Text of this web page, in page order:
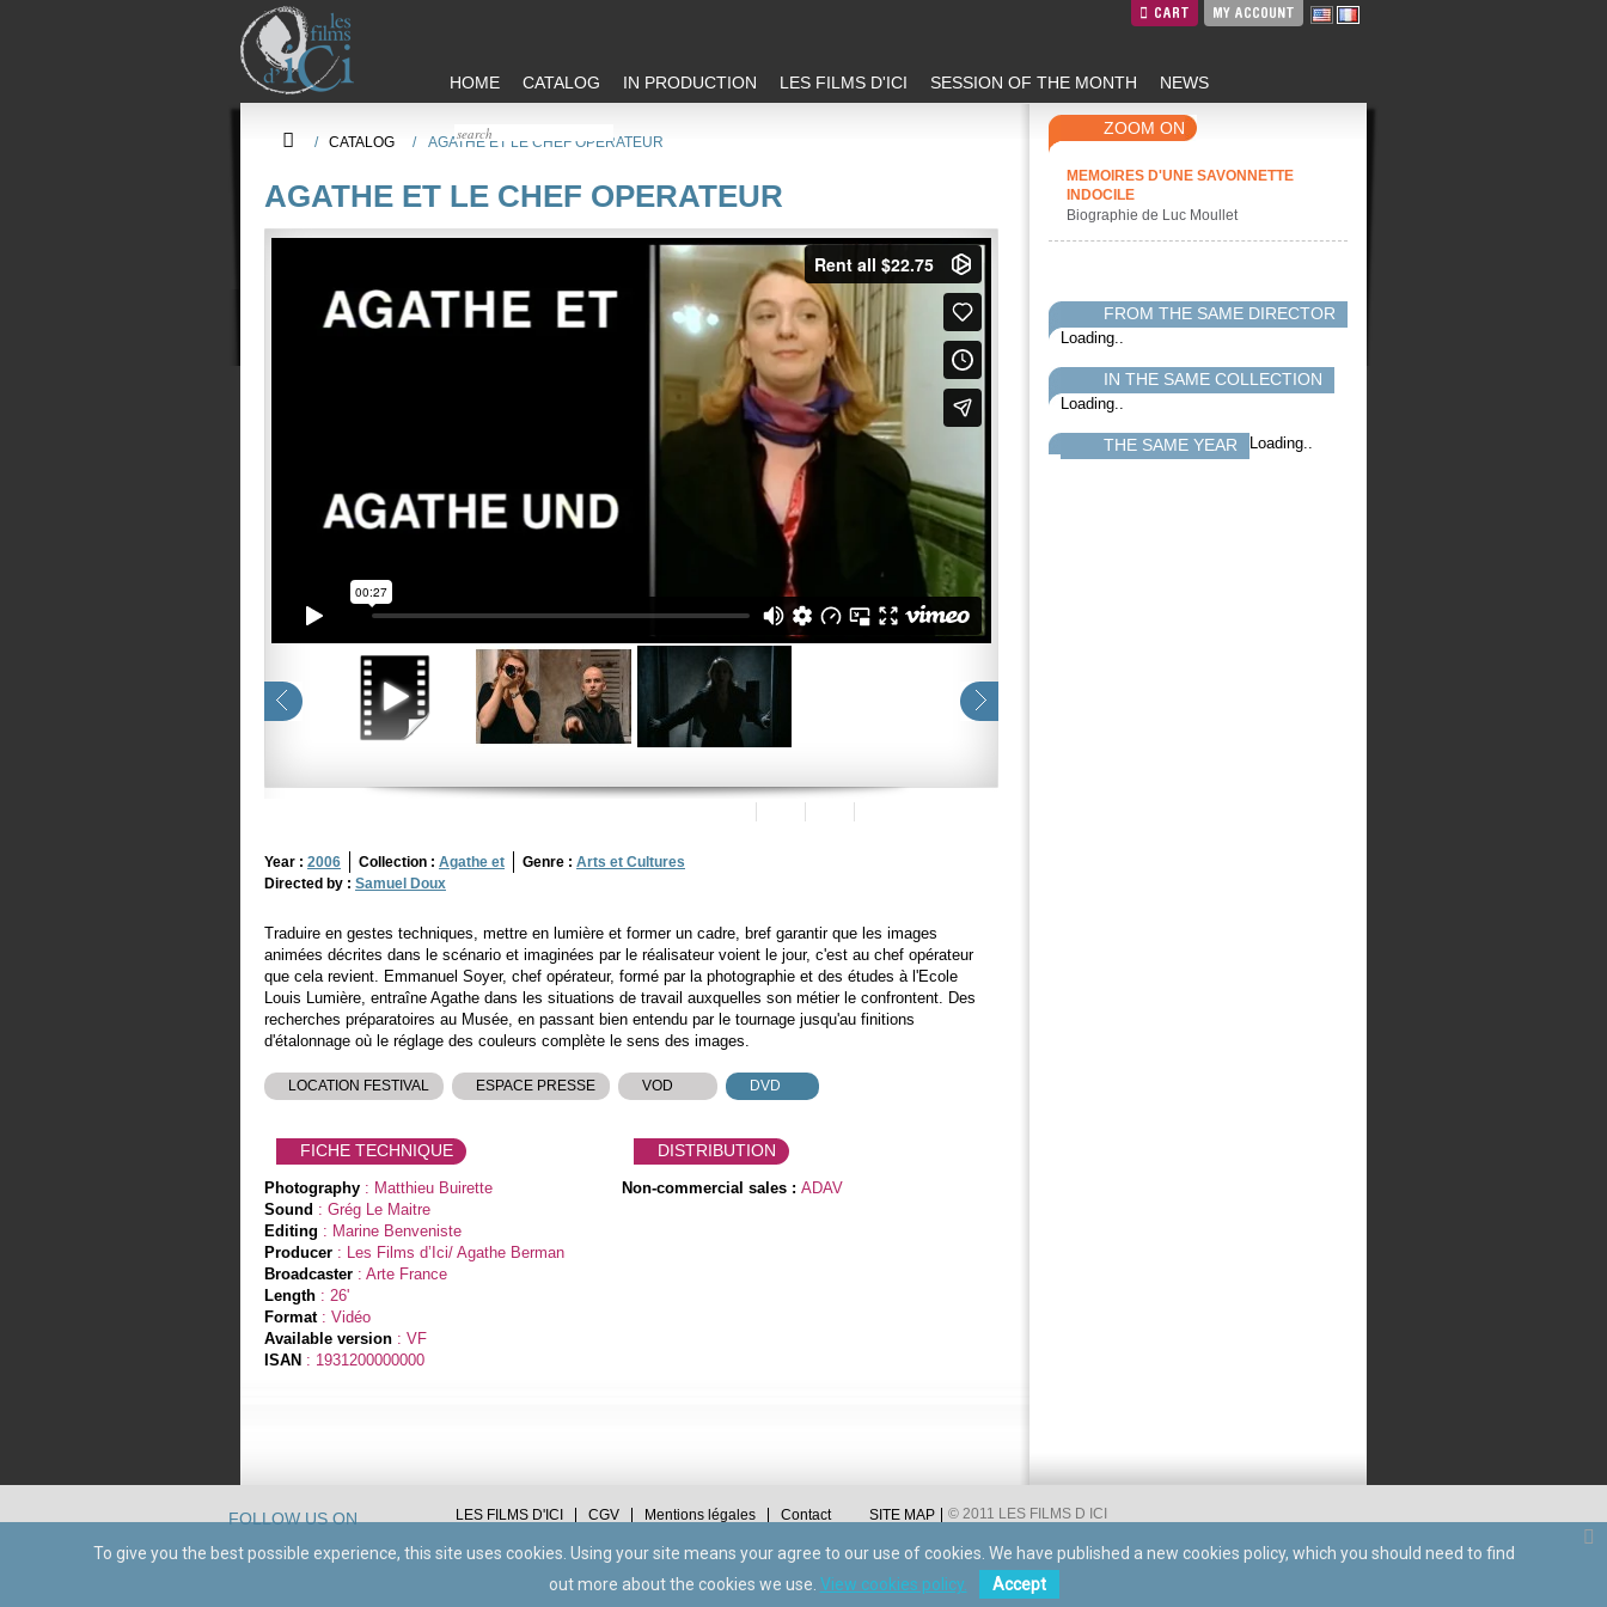
CART MY ACCOUNT
HOME CATALOG IN PRODUCTION LES FILMS D'ICI SESSION OF THE MONTH NEWS
/ CATALOG / AGATHE ET LE CHEF OPERATEUR
AGATHE ET LE CHEF OPERATEUR
Year : 2006 Collection : Agathe et Genre : Arts et Cultures
Directed by : Samuel Doux
Traduire en gestes techniques, mettre en lumière et former un cadre, bref garantir que les images
animées décrites dans le scénario et imaginées par le réalisateur voient le jour, c'est au chef opérateur
que cela revient. Emmanuel Soyer, chef opérateur, formé par la photographie et des études à l'Ecole
Louis Lumière, entraîne Agathe dans les situations de travail auxquelles son métier le confrontent. Des
recherches préparatoires au Musée, en passant bien entendu par le tournage jusqu'au finitions
d'étalonnage où le réglage des couleurs complète le sens des images.
LOCATION FESTIVAL ESPACE PRESSE VOD DVD
FICHE TECHNIQUE
Photography : Matthieu Buirette
Sound : Grég Le Maitre
Editing : Marine Benveniste
Producer : Les Films d’Ici/ Agathe Berman
Broadcaster : Arte France
Length : 26'
Format: Vidéo
Available version : VF
ISAN : 1931200000000
DISTRIBUTION
Non-commercial sales : ADAV
ZOOM ON
MEMOIRES D'UNE SAVONNETTE
INDOCILE
Biographie de Luc Moullet
FROM THE SAME DIRECTOR
Loading..
IN THE SAME COLLECTION
Loading..
THE SAME YEAR Loading..
FOLLOW US ON LES FILMS D'ICI CGV Mentions légales Contact SITE MAP © 2011 LES FILMS D ICI
To give you the best possible experience, this site uses cookies. Using your site means your agree to our use of cookies. We have published a new cookies policy, which you should need to find
out more about the cookies we use. View cookies policy. Accept